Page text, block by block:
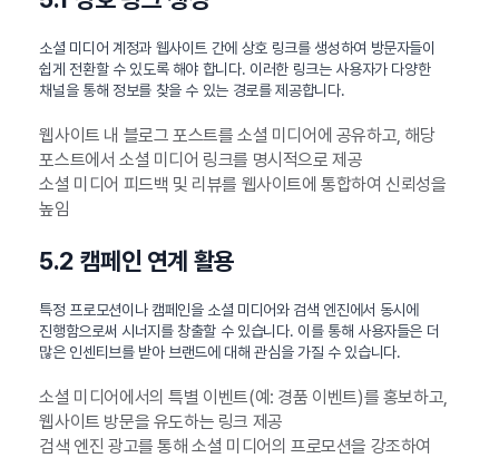
소셜 미디어 계정과 웹사이트 간에 상호 링크를 생성하여 방문자들이
쉽게 전환할 수 있도록 해야 합니다. 이러한 링크는 사용자가 다양한
채널을 통해 정보를 찾을 수 있는 경로를 제공합니다.
웹사이트 내 블로그 포스트를 소셜 미디어에 공유하고, 해당
포스트에서 소셜 미디어 링크를 명시적으로 제공
소셜 미디어 피드백 및 리뷰를 웹사이트에 통합하여 신뢰성을
높임
5.2 캠페인 연계 활용
특정 프로모션이나 캠페인을 소셜 미디어와 검색 엔진에서 동시에
진행함으로써 시너지를 창출할 수 있습니다. 이를 통해 사용자들은 더
많은 인센티브를 받아 브랜드에 대해 관심을 가질 수 있습니다.
소셜 미디어에서의 특별 이벤트(예: 경품 이벤트)를 홍보하고,
웹사이트 방문을 유도하는 링크 제공
검색 엔진 광고를 통해 소셜 미디어의 프로모션을 강조하여